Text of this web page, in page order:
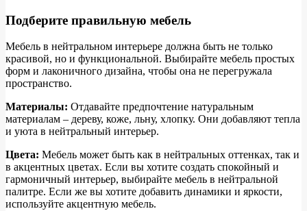
Подберите правильную мебель
Мебель в нейтральном интерьере должна быть не только
красивой, но и функциональной. Выбирайте мебель простых
форм и лаконичного дизайна, чтобы она не перегружала
пространство.
Материалы: Отдавайте предпочтение натуральным
материалам – дереву, коже, льну, хлопку. Они добавляют тепла
и уюта в нейтральный интерьер.
Цвета: Мебель может быть как в нейтральных оттенках, так и
в акцентных цветах. Если вы хотите создать спокойный и
гармоничный интерьер, выбирайте мебель в нейтральной
палитре. Если же вы хотите добавить динамики и яркости,
используйте акцентную мебель.